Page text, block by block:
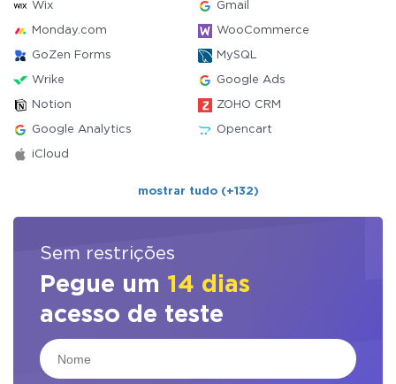
Wix Gmail
Monday.com WooCommerce
GoZen Forms MySQL
Wrike Google Ads
Notion ZOHO CRM
Google Analytics Opencart
iCloud
mostrar tudo (+132)
Sem restrições
Pegue um 14 dias
acesso de teste